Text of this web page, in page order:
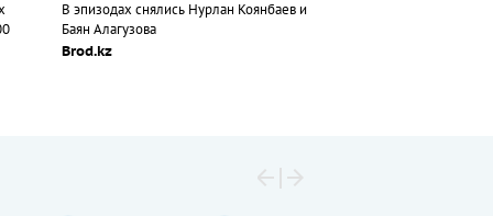
В эпизодах снялись Нурлан Коянбаев и
Баян Алагузова
Brod.kz